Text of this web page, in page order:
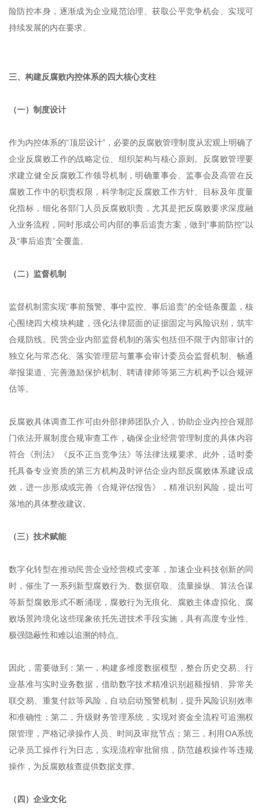
险防控本身，逐渐成为企业规范治理、获取公平竞争机会、实现可
持续发展的内在要求。
三、构建反腐败内控体系的四大核心支柱
（一）制度设计
作为内控体系的“顶层设计”，必要的反腐败管理制度从宏观上明确了
企业反腐败工作的战略定位、组织架构与核心原则。反腐败管理要
求建立健全反腐败工作领导机制，明确董事会、监事会及高管在反
腐败工作中的职责权限，科学制定反腐败工作方针、目标及年度量
化指标，细化各部门人员反腐败职责，尤其是把反腐败要求深度融
入业务流程，同时形成公司内部的事后追责方案，做到“事前防控”以
及“事后追责”全覆盖。
（二）监督机制
监督机制需实现“事前预警、事中监控、事后追责”的全链条覆盖，核
心围绕四大模块构建，强化法律层面的证据固定与风险识别，筑牢
合规防线。民营企业内部监督机制的落实包括但不限于内部审计的
独立化与常态化、落实管理层与董事会审计委员会监督机制、畅通
举报渠道、完善激励保护机制、聘请律师等第三方机构予以合规评
估等。
反腐败具体调查工作可由外部律师团队介入，协助企业内控合规部
门依法开展制度合规审查工作，确保企业经营管理制度的具体内容
符合《刑法》《反不正当竞争法》等法律法规要求。此外，适时委
托具备专业资质的第三方机构及时评估企业内部反腐败体系建设成
效，进一步形成或完善《合规评估报告》，精准识别风险，提出可
落地的具体整改建议。
（三）技术赋能
数字化转型在推动民营企业经营模式变革，加速企业科技创新的同
时，催生了一系列新型腐败行为。数据窃取、流量操纵、算法合谋
等新型腐败形式不断涌现，腐败行为无痕化、腐败主体虚拟化、腐
败场景跨境化这些现象依托先进技术手段实施，具有高度专业性、
极强隐蔽性和难以追溯的特点。
因此，需要做到：第一，构建多维度数据模型，整合历史交易、行
业基准与实时业务数据，借助数字技术精准识别超额报销、异常关
联交易、重复付款等风险，自动启动预警机制，提升风险识别效率
和准确性；第二，升级财务管理系统，实现对资金全流程可追溯权
限管理，严格记录操作人员、时间及审批节点；第三，利用OA系统
记录员工操作行为日志，实现流程审批留痕，防范越权操作等违规
操作，为反腐败核查提供数据支撑。
（四）企业文化